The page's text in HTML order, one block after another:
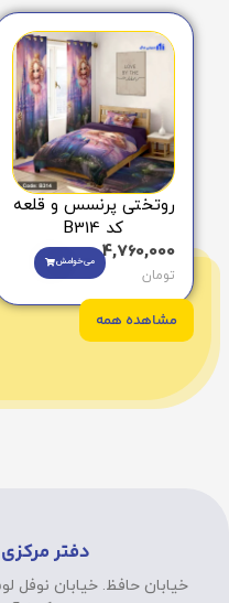
روتختی پرنسس و قلعه
کد B314
4,760,000
تومان
می‌خوامش
مشاهده همه
دفتر